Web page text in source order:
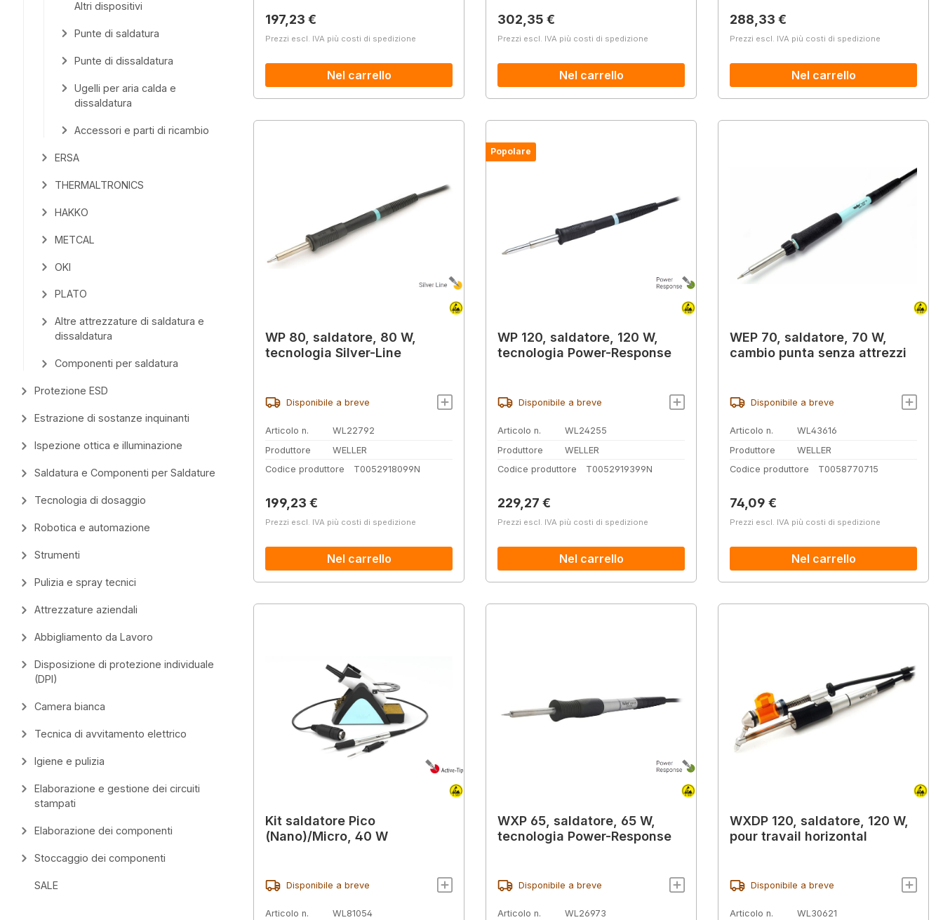
Altri dispositivi
Punte di saldatura
Punte di dissaldatura
Ugelli per aria calda e
dissaldatura
Accessori e parti di ricambio
ERSA
THERMALTRONICS
HAKKO
METCAL
OKI
PLATO
Altre attrezzature di saldatura e
dissaldatura
Componenti per saldatura
Protezione ESD
Estrazione di sostanze inquinanti
Ispezione ottica e illuminazione
Saldatura e Componenti per Saldature
Tecnologia di dosaggio
Robotica e automazione
Strumenti
Pulizia e spray tecnici
Attrezzature aziendali
Abbigliamento da Lavoro
Disposizione di protezione individuale
(DPI)
Camera bianca
Tecnica di avvitamento elettrico
Igiene e pulizia
Elaborazione e gestione dei circuiti
stampati
Elaborazione dei componenti
Stoccaggio dei componenti
SALE
Prezzo normale:
197,23 €
Prezzi escl. IVA più costi di spedizione
Nel carrello
Prezzo normale:
302,35 €
Prezzi escl. IVA più costi di spedizione
Nel carrello
Prezzo normale:
288,33 €
Prezzi escl. IVA più costi di spedizione
Nel carrello
WP 80, saldatore, 80 W,
tecnologia Silver-Line
Disponibile a breve
Articolo n.
WL22792
Produttore
WELLER
Codice produttore
T0052918099N
Prezzo normale:
199,23 €
Prezzi escl. IVA più costi di spedizione
Nel carrello
Popolare
WP 120, saldatore, 120 W,
tecnologia Power-Response
Disponibile a breve
Articolo n.
WL24255
Produttore
WELLER
Codice produttore
T0052919399N
Prezzo normale:
229,27 €
Prezzi escl. IVA più costi di spedizione
Nel carrello
WEP 70, saldatore, 70 W,
cambio punta senza attrezzi
Disponibile a breve
Articolo n.
WL43616
Produttore
WELLER
Codice produttore
T0058770715
Prezzo normale:
74,09 €
Prezzi escl. IVA più costi di spedizione
Nel carrello
Kit saldatore Pico
(Nano)/Micro, 40 W
Disponibile a breve
Articolo n.
WL81054
WXP 65, saldatore, 65 W,
tecnologia Power-Response
Disponibile a breve
Articolo n.
WL26973
WXDP 120, saldatore, 120 W,
pour travail horizontal
Disponibile a breve
Articolo n.
WL30621